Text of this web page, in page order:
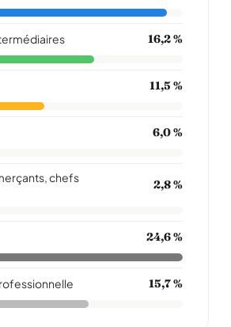
16,2 %
11,5 %
6,0 %
chefs
2,8 %
24,6 %
15,7 %